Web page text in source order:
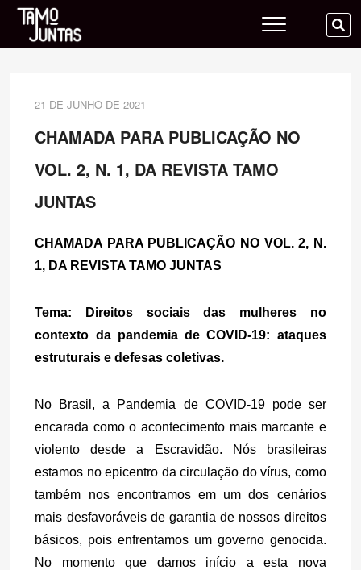
Skip
content
…
21 DE JUNHO DE 2021
CHAMADA PARA PUBLICAÇÃO NO
VOL. 2, N. 1, DA REVISTA TAMO
JUNTAS
CHAMADA PARA PUBLICAÇÃO NO VOL. 2, N.
1, DA REVISTA TAMO JUNTAS
Tema: Direitos sociais das mulheres no
contexto da pandemia de COVID-19: ataques
estruturais e defesas coletivas.
No Brasil, a Pandemia de COVID-19 pode ser
encarada como o acontecimento mais marcante e
violento desde a Escravidão. Nós brasileiras
estamos no epicentro da circulação do vírus, como
também nos encontramos em um dos cenários
mais desfavoráveis de garantia de nossos direitos
básicos, pois enfrentamos um governo genocida.
No momento que damos início a esta nova